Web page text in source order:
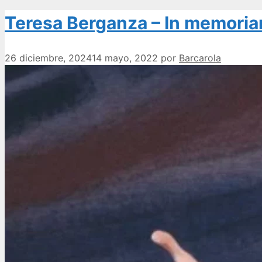
Teresa Berganza – In
26 diciembre, 202414 mayo, 2022 por Barcarola